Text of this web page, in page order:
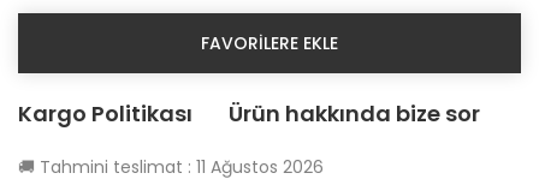
FAVORILERE EKLE
Kargo Politikası Ürün hakkında bize sor
🚚 Tahmini teslimat : 11 Ağustos 2026